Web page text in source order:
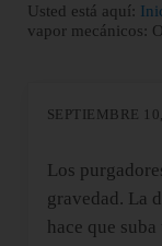
Usted está aquí:
vapor mecánicos:
SEPTIEMBRE
Los
gravedad. La
hace que